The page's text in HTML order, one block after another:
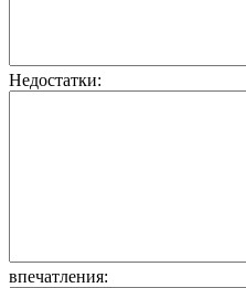
Недостатки:
впечатления: